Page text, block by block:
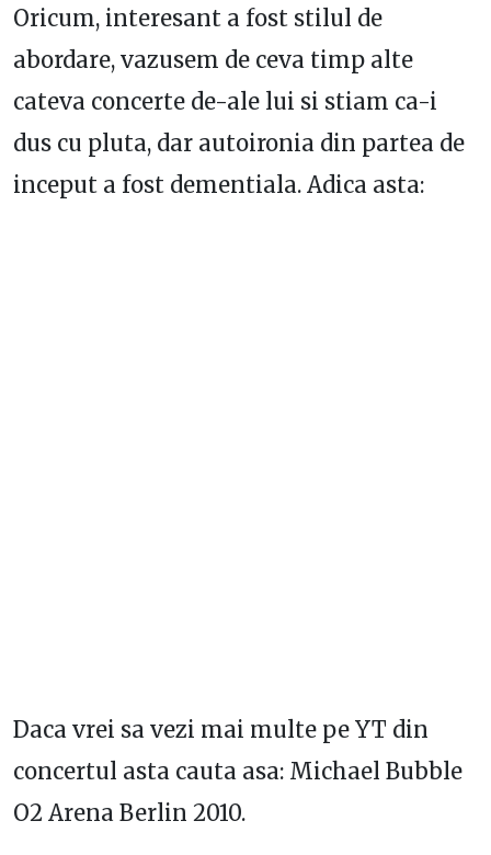
Oricum, interesant a fost stilul de
abordare, vazusem de ceva timp alte
cateva concerte de-ale lui si stiam ca-i
dus cu pluta, dar autoironia din partea de
inceput a fost dementiala. Adica asta:
Daca vrei sa vezi mai multe pe YT din
concertul asta cauta asa: Michael Bubble
O2 Arena Berlin 2010.